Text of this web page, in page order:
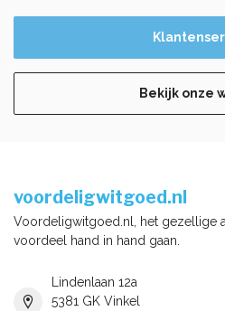
Bekijk onze
voordeligwitgoed.nl
Voordeligwitgoed.nl, het gezellige
voordeel hand in hand gaan.
Lindenlaan 12a
5381 GK Vinkel